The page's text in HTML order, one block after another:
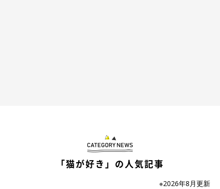
いっぽう母猫の後ろ足は、ずいぶん前にケガをした後遺症で、こ
の歩き方を治すのは難しいとのこと。ただ、普通に生活はできて
いるし、無理に治療する必要もないようで、こちらもひと安心で
「猫が好き」の人気記事
※2026年8月更新